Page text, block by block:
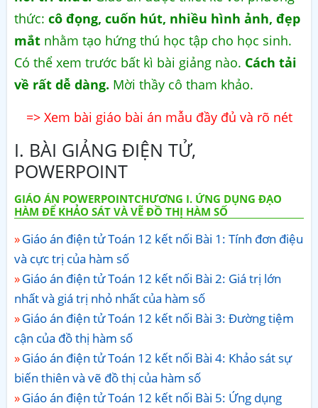
thức: cô đọng, cuốn hút, nhiều hình ảnh, đẹp
mắt nhằm tạo hứng thú học tập cho học sinh.
Có thể xem trước bất kì bài giảng nào. Cách tải
về rất dễ dàng. Mời thầy cô tham khảo.
=> Xem bài giáo bài án mẫu đầy đủ và rõ nét
I. BÀI GIẢNG ĐIỆN TỬ,
POWERPOINT
GIÁO ÁN POWERPOINTCHƯƠNG I. ỨNG DỤNG ĐẠO
HÀM ĐỂ KHẢO SÁT VÀ VẼ ĐỒ THỊ HÀM SỐ
Giáo án điện tử Toán 12 kết nối Bài 1: Tính đơn điệu
và cực trị của hàm số
Giáo án điện tử Toán 12 kết nối Bài 2: Giá trị lớn
nhất và giá trị nhỏ nhất của hàm số
Giáo án điện tử Toán 12 kết nối Bài 3: Đường tiệm
cận của đồ thị hàm số
Giáo án điện tử Toán 12 kết nối Bài 4: Khảo sát sự
biến thiên và vẽ đồ thị của hàm số
Giáo án điện tử Toán 12 kết nối Bài 5: Ứng dụng